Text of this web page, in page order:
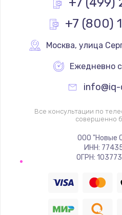
Замена
Замена
900
Замена
850
550
+7 (800)
Москва, улица
Ежедневно
Все консультации по
совершенно
ООО "Новые
ИНН:
ОГРН: